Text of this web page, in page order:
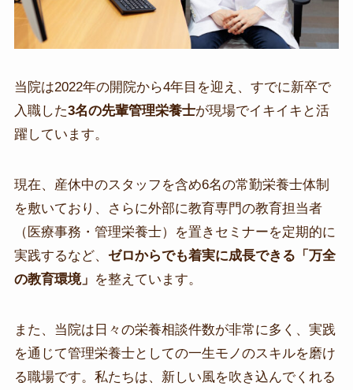
当院は2022年の開院から4年目を迎え、すでに新卒で
入職した3名の先輩管理栄養士が現場でイキイキと活
躍しています。
現在、産休中のスタッフを含め6名の常勤栄養士体制
を敷いており、さらに外部に教育専門の教育担当者
（医療事務・管理栄養士）を置きセミナーを定期的に
実践するなど、 ゼロからでも着実に成長できる「万全
の教育環境」 を整えています。
また、当院は日々の栄養相談件数が非常に多く、実践
を通じて管理栄養士としての一生モノのスキルを磨け
る職場です。私たちは、新しい風を吹き込んでくれる